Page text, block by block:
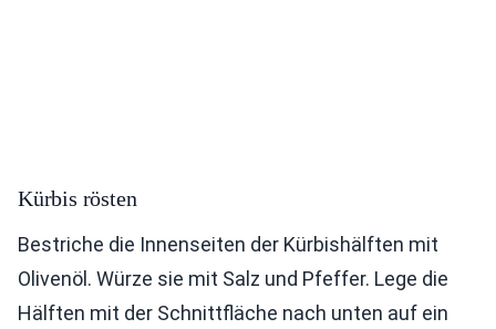
Kürbis rösten
Bestriche die Innenseiten der Kürbishälften mit
Olivenöl. Würze sie mit Salz und Pfeffer. Lege die
Hälften mit der Schnittfläche nach unten auf ein